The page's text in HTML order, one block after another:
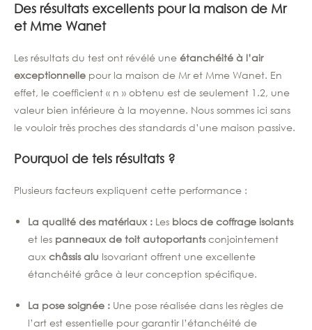
Des résultats excellents pour la maison de Mr
et Mme Wanet
Les résultats du test ont révélé une étanchéité à l’air
exceptionnelle pour la maison de Mr et Mme Wanet. En
effet, le coefficient « n » obtenu est de seulement 1.2, une
valeur bien inférieure à la moyenne. Nous sommes ici sans
le vouloir très proches des standards d’une maison passive.
Pourquoi de tels résultats ?
Plusieurs facteurs expliquent cette performance :
La qualité des matériaux : Les blocs de coffrage isolants
et les panneaux de toit autoportantsconjointement
aux châssis alu Isovariant offrent une excellente
étanchéité grâce à leur conception spécifique.
La pose soignée : Une pose réalisée dans les règles de
l’art est essentielle pour garantir l’étanchéité de